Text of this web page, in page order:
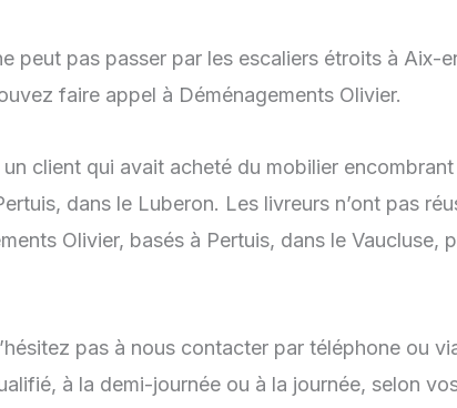
peut pas passer par les escaliers étroits à
faire appel à Déménagements Olivier.
client qui avait acheté du mobilier
dans le Luberon. Les livreurs n’ont pas
Olivier, basés à Pertuis, dans le
pas à nous contacter par téléphone ou
à la demi-journée ou à la journée, selon